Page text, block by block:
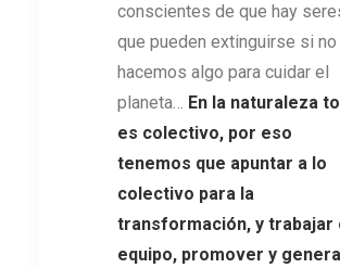
conscientes de que hay
que pueden extinguirse si no
hacemos algo para cuidar el
planeta… En la naturaleza
es colectivo, por eso
tenemos que apuntar a lo
colectivo para la
transformación, y trabajar
equipo, promover y